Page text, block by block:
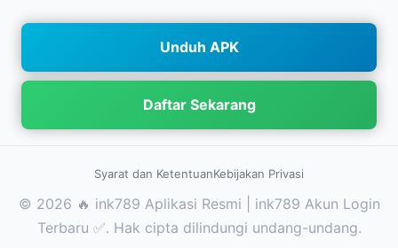
Unduh APK
Daftar Sekarang
Syarat dan KetentuanKebijakan Privasi
© 2026 🔥 ink789 Aplikasi Resmi | ink789 Akun Login
Terbaru ✅. Hak cipta dilindungi undang-undang.